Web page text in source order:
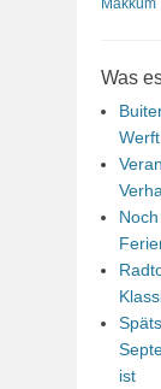
Makkum
Was
ist